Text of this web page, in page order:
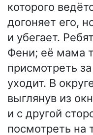
которого
догоняет его,
и убегает.
Фени; её мама
присмотреть
уходит. В
выглянув из
и с другой
посмотреть на